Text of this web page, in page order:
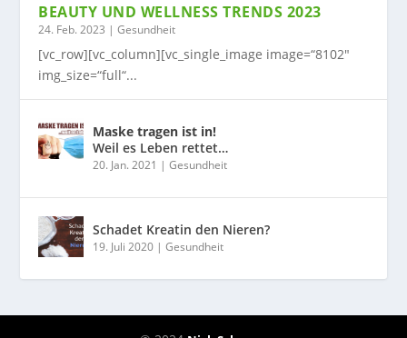
BEAUTY UND WELLNESS TRENDS 2023
24. Feb. 2023 |Gesundheit
[vc_row][vc_column][vc_single_image image=“8102″
img_size=“full“...
Maske tragen ist in!
Weil es Leben rettet…
20. Jan. 2021 |Gesundheit
Schadet Kreatin den Nieren?
19. Juli 2020 |Gesundheit